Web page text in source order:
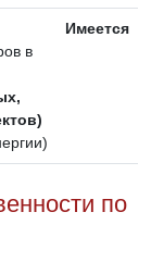
в
Имеется
по